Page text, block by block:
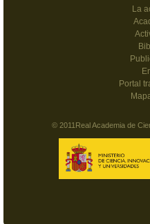
La
Portal
© 2011Real Academia de